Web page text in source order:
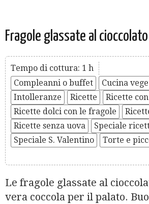
Fragole glassate al cioccolato
Tempo di cottura: 1 h
Compleanni o buffet
Cucina
Intolleranze
Ricette
Ricette
Ricette dolci con le fragole
Ricette senza uova
Speciale
Speciale S. Valentino
Torte e
Le fragole glassate al
vera coccola per il palato.